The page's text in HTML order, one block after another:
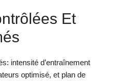
Et
intensité d’entraînement
optimisé, et plan de